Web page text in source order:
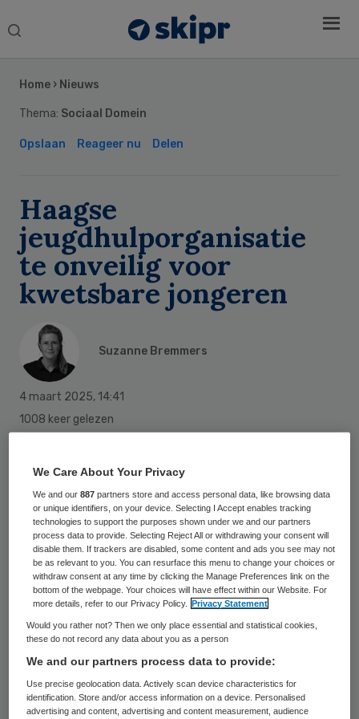
Search
Home › Nieuws
Thema: Sociaal Domein
Opslaan Reageer nu Delen
Haagse
jeugdhulporganisatie
te onveilig voor
kwetsbare jongeren
Suzanne Bremmers
4 maart 2025, 14:41
1008 keer gelezen
een organisatie die intern hulp biedt aan
jeugdigen met ingewikkelde problemen, mag
drie maanden lang geen nieuwe pupillen in
huis nemen. Ze moet eerst orde op zaken
stellen, aldus de
Inspectie Gezondheidszorg en Jeugd.
Volgens de inspectie voldoet Veerkracht
niet aan de normen voor verantwoorde en
goede jeugdhulp. De toch al zo kwetsbare
Sidebar
We Care About Your Privacy
We and our887 partners store and access personal data, like browsing data
or unique identifiers, on your device. Selecting I Accept enables tracking
technologies to support the purposes shown under we and our partners
process data to provide. Selecting Reject All or withdrawing your consent will
disable them. If trackers are disabled, some content and ads you see may not
be as relevant to you. You can resurface this menu to change your choices or
withdraw consent at any time by clicking the Manage Preferences link on the
bottom of the webpage. Your choices will have effect within our Website. For
more details, refer to our Privacy Policy.
Privacy Statement
Would you rather not? Then we only place essential and statistical cookies,
these do not record any data about you as a person
We and our partners process data to provide:
Use precise geolocation data. Actively scan device characteristics for
identification. Store and/or access information on a device. Personalised
advertising and content, advertising and content measurement, audience